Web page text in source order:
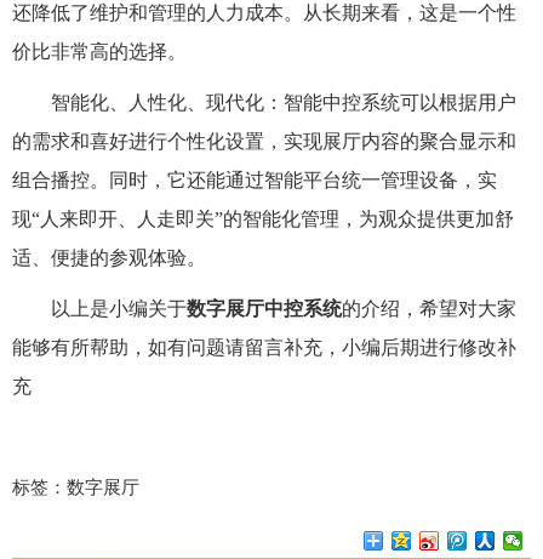
还降低了维护和管理的人力成本。从长期来看，这是一个性
价比非常高的选择。
智能化、人性化、现代化：智能中控系统可以根据用户
的需求和喜好进行个性化设置，实现展厅内容的聚合显示和
组合播控。同时，它还能通过智能平台统一管理设备，实
现“人来即开、人走即关”的智能化管理，为观众提供更加舒
适、便捷的参观体验。
以上是小编关于数字展厅中控系统的介绍，希望对大家
能够有所帮助，如有问题请留言补充，小编后期进行修改补
充
标签：数字展厅